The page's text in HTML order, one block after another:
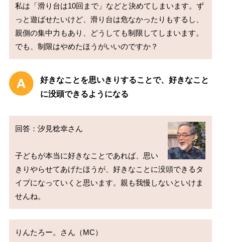
私は「滑り台は10回まで」などと決めてしまいます。ず
っと遊ばせたいけど、滑り台は危なかったりもするし、
親側の集中力もあり、どうしても制限してしまいます。
好きなことを思いきりすることで、好きなこと
に没頭できるようになる
回答：汐見稔幸さん
子どもが本当に好きなことであれば、思い
きりやらせてあげたほうが、好きなことに没頭できるタ
イプになっていくと思います。親も我慢しないといけま
りんたろー。さん（MC）